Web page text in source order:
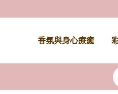
香氛與身心療癒